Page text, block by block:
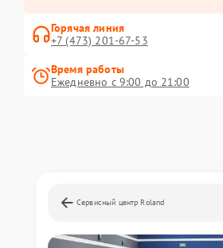
Горячая линия
+7 (473) 201-67-53
Время работы
Ежедневно с 9:00 до 21:00
Сервисный центр Roland